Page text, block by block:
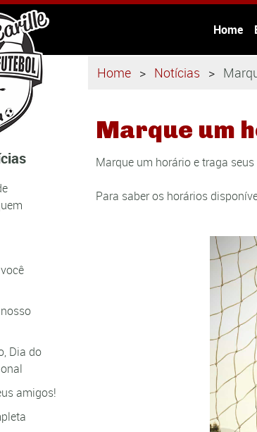
Home
Home Notícias
Dia do
amigos!
Marque um
Marque um horário e traga
Para saber os horários